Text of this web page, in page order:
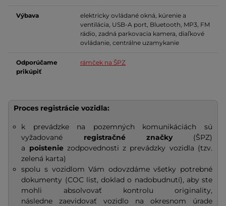
Výbava
elektricky ovládané okná, kúrenie a
ventilácia, USB-A port, Bluetooth, MP3, FM
rádio, zadná parkovacia kamera, diaľkové
ovládanie, centrálne uzamykanie
Odporúčame
prikúpiť
rámček na ŠPZ
Proces registrácie vozidla:
k prevádzke na pozemných komunikáciách sú
vyžadované registračné značky (ŠPZ)
a poisteniezodpovednosti z prevádzky vozidla (tzv.
zelená karta)
spolu s vozidlom Vám odovzdáme všetky potrebné
dokumenty (COC list, doklad o nadobudnutí), aby ste
mohli absolvovať kontrolu originality,
následne zaevidovať vozidlo na okresnom úrade